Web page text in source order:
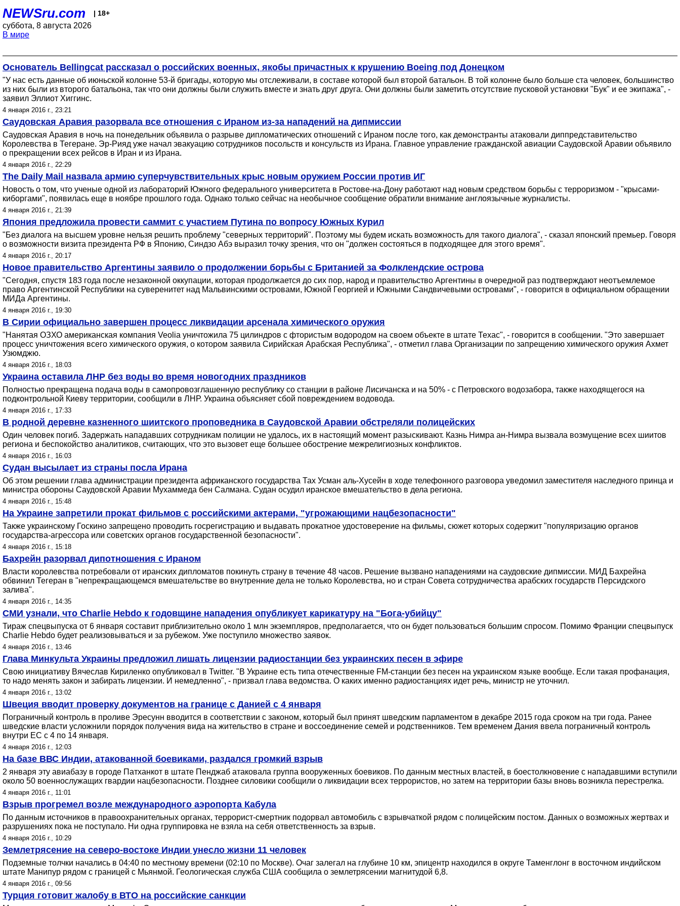
NEWSru.com | 18+
суббота, 8 августа 2026
В мире
Основатель Bellingcat рассказал о российских военных, якобы причастных к крушению Boeing под Донецком
"У нас есть данные об июньской колонне 53-й бригады, которую мы отслеживали, в составе которой был второй батальон. В той колонне было больше ста человек, большинство
из них были из второго батальона, так что они должны были служить вместе и знать друг друга. Они должны были заметить отсутствие пусковой установки "Бук" и ее экипажа", -
заявил Эллиот Хиггинс.
4 января 2016 г., 23:21
Саудовская Аравия разорвала все отношения с Ираном из-за нападений на дипмиссии
Саудовская Аравия в ночь на понедельник объявила о разрыве дипломатических отношений с Ираном после того, как демонстранты атаковали диппредставительство
Королевства в Тегеране. Эр-Рияд уже начал эвакуацию сотрудников посольств и консульств из Ирана. Главное управление гражданской авиации Саудовской Аравии объявило
о прекращении всех рейсов в Иран и из Ирана.
4 января 2016 г., 22:29
The Daily Mail назвала армию суперчувствительных крыс новым оружием России против ИГ
Новость о том, что ученые одной из лабораторий Южного федерального университета в Ростове-на-Дону работают над новым средством борьбы с терроризмом - "крысами-
киборгами", появилась еще в ноябре прошлого года. Однако только сейчас на необычное сообщение обратили внимание англоязычные журналисты.
4 января 2016 г., 21:39
Япония предложила провести саммит с участием Путина по вопросу Южных Курил
"Без диалога на высшем уровне нельзя решить проблему "северных территорий". Поэтому мы будем искать возможность для такого диалога", - сказал японский премьер. Говоря
о возможности визита президента РФ в Японию, Синдзо Абэ выразил точку зрения, что он "должен состояться в подходящее для этого время".
4 января 2016 г., 20:17
Новое правительство Аргентины заявило о продолжении борьбы с Британией за Фолклендские острова
"Сегодня, спустя 183 года после незаконной оккупации, которая продолжается до сих пор, народ и правительство Аргентины в очередной раз подтверждают неотъемлемое
право Аргентинской Республики на суверенитет над Мальвинскими островами, Южной Георгией и Южными Сандвичевыми островами", - говорится в официальном обращении
МИДа Аргентины.
4 января 2016 г., 19:30
В Сирии официально завершен процесс ликвидации арсенала химического оружия
"Нанятая ОЗХО американская компания Veolia уничтожила 75 цилиндров с фтористым водородом на своем объекте в штате Техас", - говорится в сообщении. "Это завершает
процесс уничтожения всего химического оружия, о котором заявила Сирийская Арабская Республика", - отметил глава Организации по запрещению химического оружия Ахмет
Узюмджю.
4 января 2016 г., 18:03
Украина оставила ЛНР без воды во время новогодних праздников
Полностью прекращена подача воды в самопровозглашенную республику со станции в районе Лисичанска и на 50% - с Петровского водозабора, также находящегося на
подконтрольной Киеву территории, сообщили в ЛНР. Украина объясняет сбой повреждением водовода.
4 января 2016 г., 17:33
В родной деревне казненного шиитского проповедника в Саудовской Аравии обстреляли полицейских
Один человек погиб. Задержать нападавших сотрудникам полиции не удалось, их в настоящий момент разыскивают. Казнь Нимра ан-Нимра вызвала возмущение всех шиитов
региона и беспокойство аналитиков, считающих, что это вызовет еще большее обострение межрелигиозных конфликтов.
4 января 2016 г., 16:03
Судан высылает из страны посла Ирана
Об этом решении глава администрации президента африканского государства Тах Усман аль-Хусейн в ходе телефонного разговора уведомил заместителя наследного принца и
министра обороны Саудовской Аравии Мухаммеда бен Салмана. Судан осудил иранское вмешательство в дела региона.
4 января 2016 г., 15:48
На Украине запретили прокат фильмов с российскими актерами, "угрожающими нацбезопасности"
Также украинскому Госкино запрещено проводить госрегистрацию и выдавать прокатное удостоверение на фильмы, сюжет которых содержит "популяризацию органов
государства-агрессора или советских органов государственной безопасности".
4 января 2016 г., 15:18
Бахрейн разорвал дипотношения с Ираном
Власти королевства потребовали от иранских дипломатов покинуть страну в течение 48 часов. Решение вызвано нападениями на саудовские дипмиссии. МИД Бахрейна
обвинил Тегеран в "непрекращающемся вмешательстве во внутренние дела не только Королевства, но и стран Совета сотрудничества арабских государств Персидского
залива".
4 января 2016 г., 14:35
СМИ узнали, что Charlie Hebdo к годовщине нападения опубликует карикатуру на "Бога-убийцу"
Тираж спецвыпуска от 6 января составит приблизительно около 1 млн экземпляров, предполагается, что он будет пользоваться большим спросом. Помимо Франции спецвыпуск
Charlie Hebdo будет реализовываться и за рубежом. Уже поступило множество заявок.
4 января 2016 г., 13:46
Глава Минкульта Украины предложил лишать лицензии радиостанции без украинских песен в эфире
Свою инициативу Вячеслав Кириленко опубликовал в Twitter. "В Украине есть типа отечественные FM-станции без песен на украинском языке вообще. Если такая профанация,
то надо менять закон и забирать лицензии. И немедленно", - призвал глава ведомства. О каких именно радиостанциях идет речь, министр не уточнил.
4 января 2016 г., 13:02
Швеция вводит проверку документов на границе с Данией с 4 января
Пограничный контроль в проливе Эресунн вводится в соответствии с законом, который был принят шведским парламентом в декабре 2015 года сроком на три года. Ранее
шведские власти усложнили порядок получения вида на жительство в стране и воссоединение семей и родственников. Тем временем Дания ввела пограничный контроль
внутри ЕС с 4 по 14 января.
4 января 2016 г., 12:03
На базе ВВС Индии, атакованной боевиками, раздался громкий взрыв
2 января эту авиабазу в городе Патханкот в штате Пенджаб атаковала группа вооруженных боевиков. По данным местных властей, в боестолкновение с нападавшими вступили
около 50 военнослужащих гвардии нацбезопасности. Позднее силовики сообщили о ликвидации всех террористов, но затем на территории базы вновь возникла перестрелка.
4 января 2016 г., 11:01
Взрыв прогремел возле международного аэропорта Кабула
По данным источников в правоохранительных органах, террорист-смертник подорвал автомобиль с взрывчаткой рядом с полицейским постом. Данных о возможных жертвах и
разрушениях пока не поступало. Ни одна группировка не взяла на себя ответственность за взрыв.
4 января 2016 г., 10:29
Землетрясение на северо-востоке Индии унесло жизни 11 человек
Подземные толчки начались в 04:40 по местному времени (02:10 по Москве). Очаг залегал на глубине 10 км, эпицентр находился в округе Таменглонг в восточном индийском
штате Манипур рядом с границей с Мьянмой. Геологическая служба США сообщила о землетрясении магнитудой 6,8.
4 января 2016 г., 09:56
Турция готовит жалобу в ВТО на российские санкции